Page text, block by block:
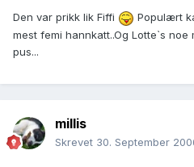
Den var prikk lik Fiffi
Populært
mest femi hannkatt..Og Lotte`s
pus...
millis
Skrevet 30. September